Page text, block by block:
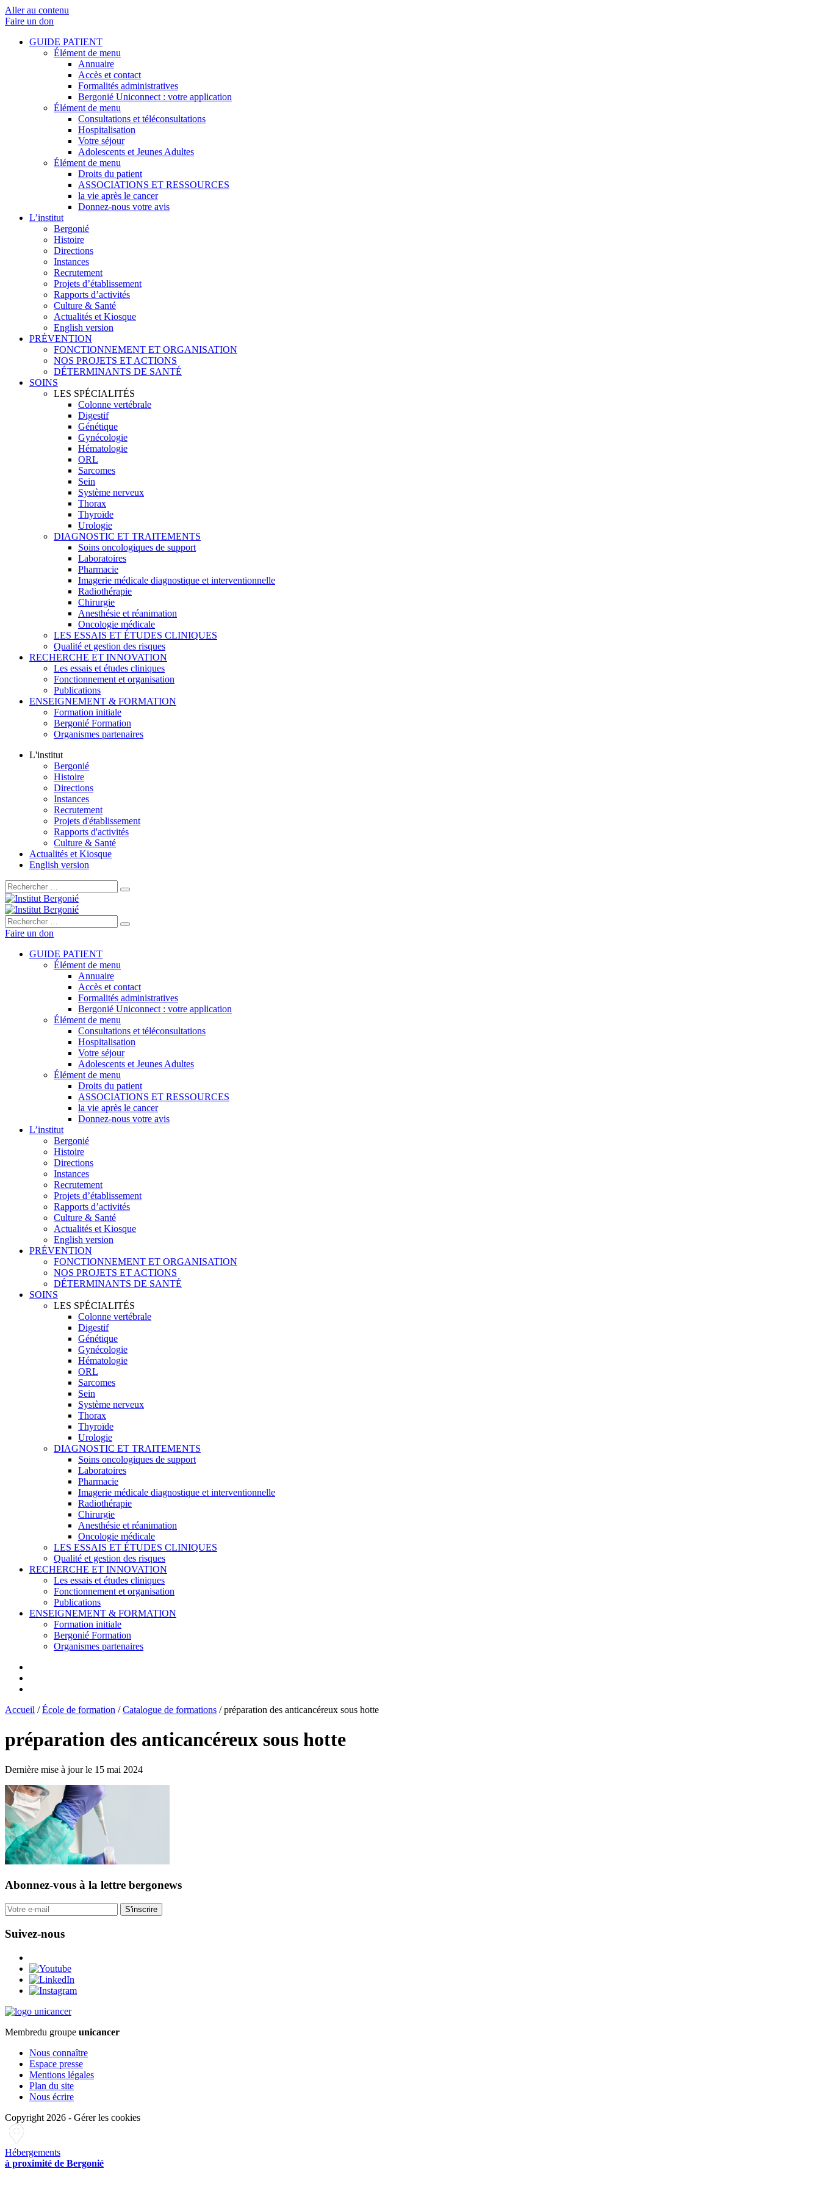
Aller au contenu
Faire un don
GUIDE PATIENT
Élément de menu
Annuaire
Accès et contact
Formalités administratives
Bergonié Uniconnect : votre application
Élément de menu
Consultations et téléconsultations
Hospitalisation
Votre séjour
Adolescents et Jeunes Adultes
Élément de menu
Droits du patient
ASSOCIATIONS ET RESSOURCES
la vie après le cancer
Donnez-nous votre avis
L’institut
Bergonié
Histoire
Directions
Instances
Recrutement
Projets d’établissement
Rapports d’activités
Culture & Santé
Actualités et Kiosque
English version
PRÉVENTION
FONCTIONNEMENT ET ORGANISATION
NOS PROJETS ET ACTIONS
DÉTERMINANTS DE SANTÉ
SOINS
LES SPÉCIALITÉS
Colonne vertébrale
Digestif
Génétique
Gynécologie
Hématologie
ORL
Sarcomes
Sein
Système nerveux
Thorax
Thyroïde
Urologie
DIAGNOSTIC ET TRAITEMENTS
Soins oncologiques de support
Laboratoires
Pharmacie
Imagerie médicale diagnostique et interventionnelle
Radiothérapie
Chirurgie
Anesthésie et réanimation
Oncologie médicale
LES ESSAIS ET ÉTUDES CLINIQUES
Qualité et gestion des risques
RECHERCHE ET INNOVATION
Les essais et études cliniques
Fonctionnement et organisation
Publications
ENSEIGNEMENT & FORMATION
Formation initiale
Bergonié Formation
Organismes partenaires
L'institut
Bergonié
Histoire
Directions
Instances
Recrutement
Projets d'établissement
Rapports d'activités
Culture & Santé
Actualités et Kiosque
English version
Rechercher :
Rechercher :
Faire un don
GUIDE PATIENT
Élément de menu
Annuaire
Accès et contact
Formalités administratives
Bergonié Uniconnect : votre application
Élément de menu
Consultations et téléconsultations
Hospitalisation
Votre séjour
Adolescents et Jeunes Adultes
Élément de menu
Droits du patient
ASSOCIATIONS ET RESSOURCES
la vie après le cancer
Donnez-nous votre avis
L’institut
Bergonié
Histoire
Directions
Instances
Recrutement
Projets d’établissement
Rapports d’activités
Culture & Santé
Actualités et Kiosque
English version
PRÉVENTION
FONCTIONNEMENT ET ORGANISATION
NOS PROJETS ET ACTIONS
DÉTERMINANTS DE SANTÉ
SOINS
LES SPÉCIALITÉS
Colonne vertébrale
Digestif
Génétique
Gynécologie
Hématologie
ORL
Sarcomes
Sein
Système nerveux
Thorax
Thyroïde
Urologie
DIAGNOSTIC ET TRAITEMENTS
Soins oncologiques de support
Laboratoires
Pharmacie
Imagerie médicale diagnostique et interventionnelle
Radiothérapie
Chirurgie
Anesthésie et réanimation
Oncologie médicale
LES ESSAIS ET ÉTUDES CLINIQUES
Qualité et gestion des risques
RECHERCHE ET INNOVATION
Les essais et études cliniques
Fonctionnement et organisation
Publications
ENSEIGNEMENT & FORMATION
Formation initiale
Bergonié Formation
Organismes partenaires
Accueil /École de formation /Catalogue de formations /préparation des anticancéreux sous hotte
préparation des anticancéreux sous hotte
Dernière mise à jour le 15 mai 2024
Abonnez-vous à la lettre bergonews
S'inscrire
Suivez-nous
Membredu groupe unicancer
Nous connaître
Espace presse
Mentions légales
Plan du site
Nous écrire
Copyright 2026 - Gérer les cookies
Hébergements
à proximité de Bergonié